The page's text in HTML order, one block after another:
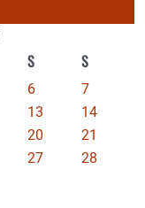
S S
6
7
13
14
20
21
27
28